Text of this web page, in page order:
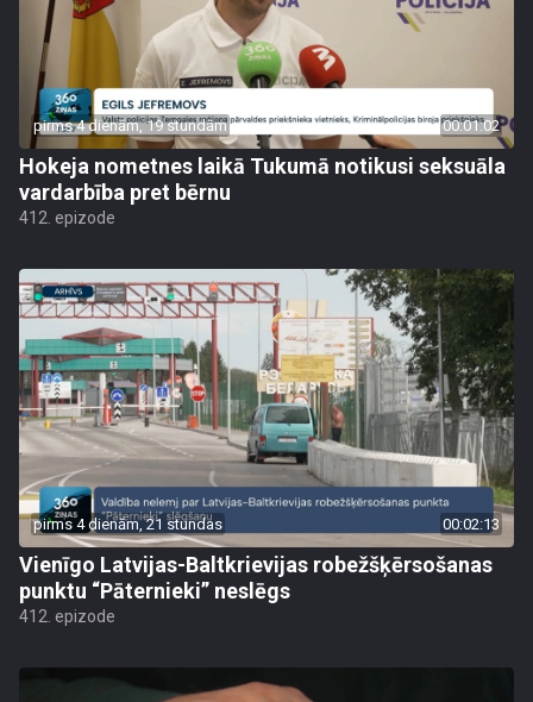
pirms 4 dienām, 19 stundām 00:01:02
Hokeja nometnes laikā Tukumā notikusi seksuāla
vardarbība pret bērnu
412. epizode
pirms 4 dienām, 21 stundas 00:02:13
Vienīgo Latvijas-Baltkrievijas robežšķērsošanas
punktu “Pāternieki” neslēgs
412. epizode